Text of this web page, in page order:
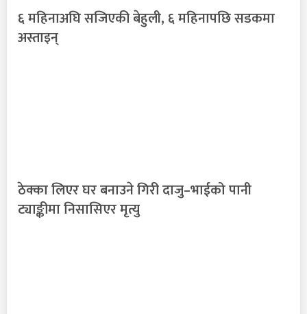
६ महिनाअघि सजिएकी बेहुली, ६ महिनापछि सडकमा
अस्ताइन्
ठेक्का लिएर घर बनाउने गिरी दाजु–भाईको पानी
ट्याङ्कीमा निसासिएर मृत्यु